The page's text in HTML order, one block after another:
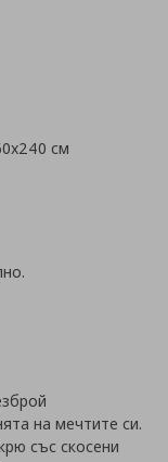
см
на мечтите си.
със скосени